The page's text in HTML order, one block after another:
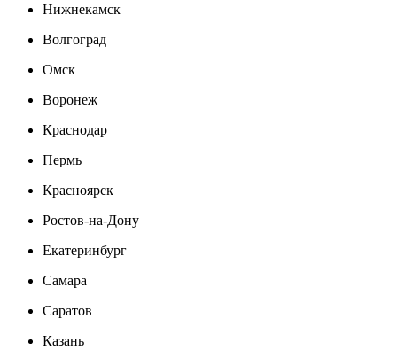
Нижнекамск
Волгоград
Омск
Воронеж
Краснодар
Пермь
Красноярск
Ростов-на-Дону
Екатеринбург
Самара
Саратов
Казань